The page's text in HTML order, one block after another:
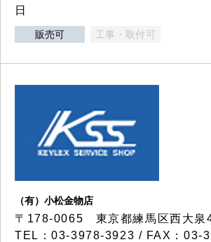
日
販売可 工事・取付可
（有）小松金物店
〒178-0065 東京都練馬区西大泉
TEL：03-3978-3923 / FAX：03-